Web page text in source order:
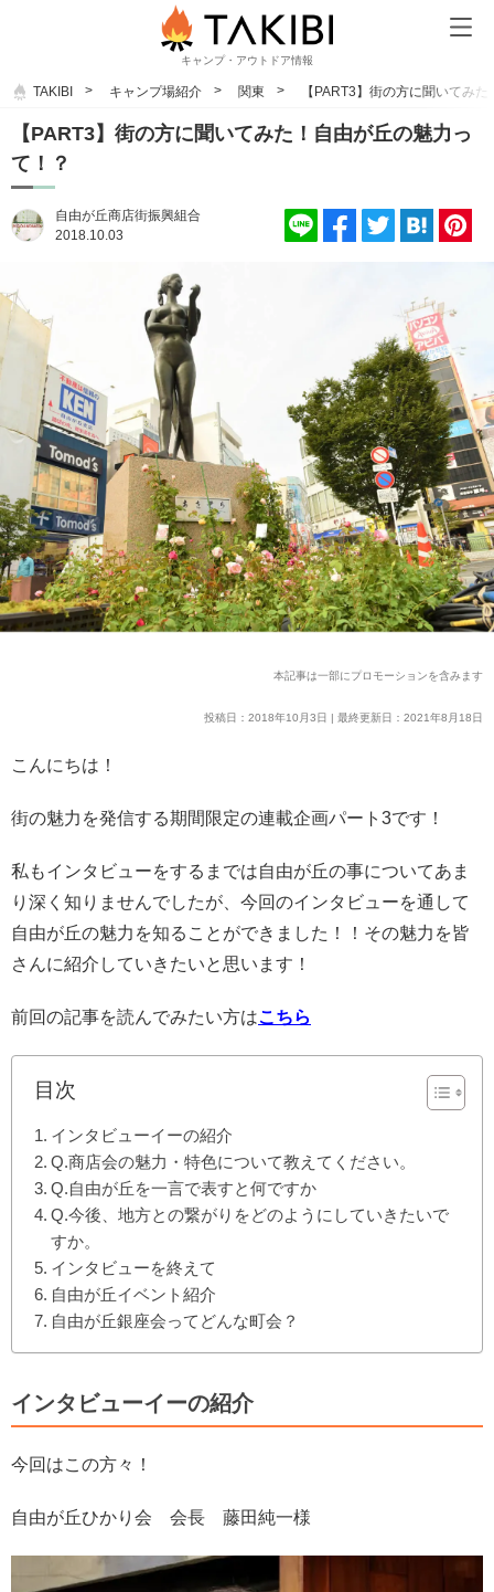
キャンプ・アウトドア情報
TAKIBI キャンプ場紹介 関東 【PART3】街の方に聞いてみ
【PART3】街の方に聞いてみた！自由が丘の魅力っ
て！？
自由が丘商店街振興組合
2018.10.03
本記事は一部にプロモーションを含みます
投稿日：2018年10月3日 | 最終更新日：2021年8月18日
こんにちは！
街の魅力を発信する期間限定の連載企画パート3です！
私もインタビューをするまでは自由が丘の事についてあま
り深く知りませんでしたが、 今回のインタビューを通して
自由が丘の魅力を知ることができました！！ その魅力を皆
さんに紹介していきたいと思います！
前回の記事を読んでみたい方はこちら
目次
インタビューイーの紹介
Q.商店会の魅力・特色について教えてください。
Q.自由が丘を一言で表すと何ですか
Q.今後、地方との繋がりをどのようにしていきたいで
すか。
インタビューを終えて
自由が丘イベント紹介
自由が丘銀座会ってどんな町会？
インタビューイーの紹介
今回はこの方々！
自由が丘ひかり会 会長 藤田純一様